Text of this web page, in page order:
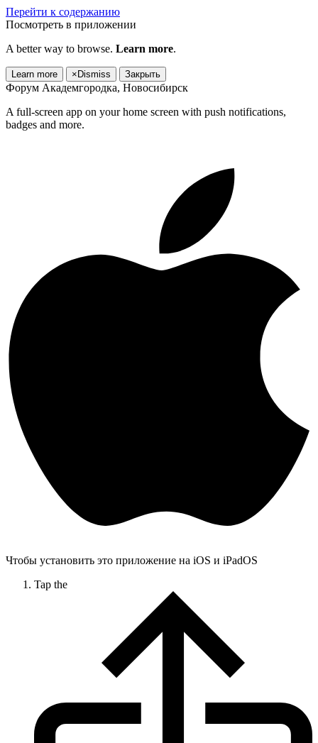
Перейти к содержанию
Посмотреть в приложении
A better way to browse. Learn more.
Learn more × Dismiss Закрыть
Форум Академгородка, Новосибирск
A full-screen app on your home screen with push notifications,
badges and more.
Чтобы установить это приложение на iOS и iPadOS
Tap the